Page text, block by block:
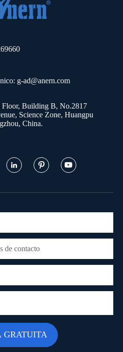
g-ad@anern.com
Floor, Building B, No.2817
Science Zone, Huangpu
China.
  